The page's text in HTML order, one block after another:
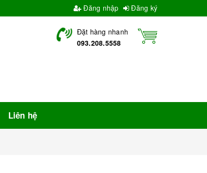
Đăng nhập Đăng ký
Đặt hàng nhanh
093.208.5558
Liên hệ